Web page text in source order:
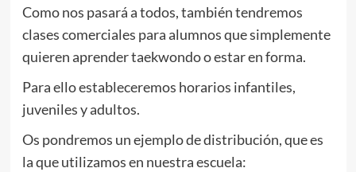
Como nos pasará a todos, también tendremos
clases comerciales para alumnos que simplemente
quieren aprender taekwondo o estar en forma.
Para ello estableceremos horarios infantiles,
juveniles y adultos.
Os pondremos un ejemplo de distribución, que es
la que utilizamos en nuestra escuela: